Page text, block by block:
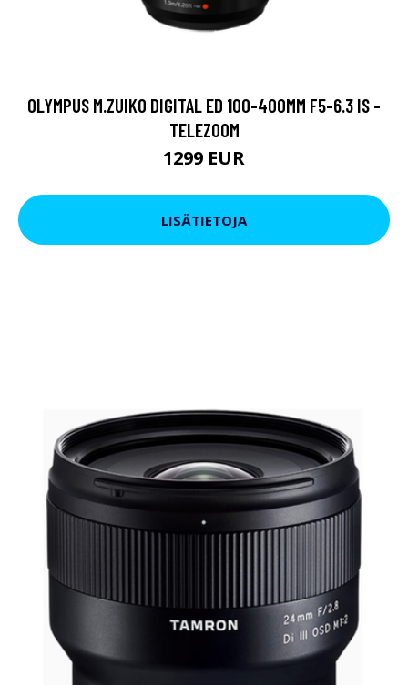
OLYMPUS M.ZUIKO DIGITAL ED 100-400MM F5-6.3 IS -
TELEZOOM
1299 EUR
LISÄTIETOJA